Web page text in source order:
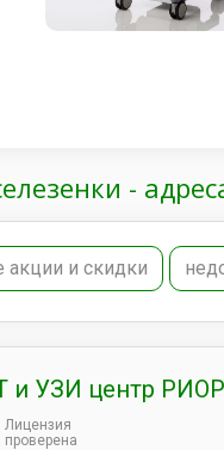
-
акции и скидки
и УЗИ центр
Лицензия
проверена